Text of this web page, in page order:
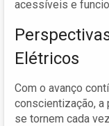
acessíveis e
Elétricos
Com o avanço
conscientização,
se tornem cada